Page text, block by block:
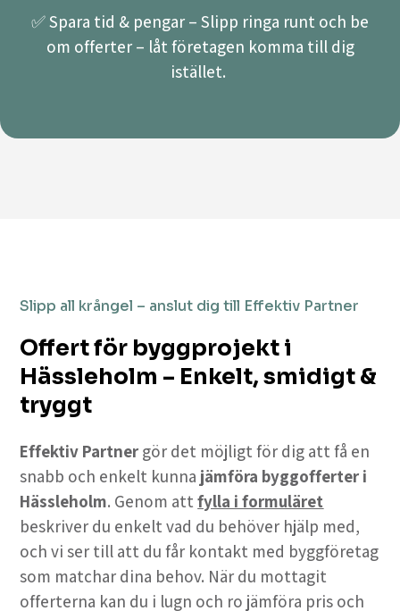
✅ Spara tid & pengar – Slipp ringa runt och be
om offerter – låt företagen komma till dig
istället.
Slipp all krångel – anslut dig till Effektiv Partner
Offert för byggprojekt i
Hässleholm – Enkelt, smidigt &
tryggt
Effektiv Partner gör det möjligt för dig att få en
snabb och enkelt kunna jämföra byggofferter i
Hässleholm. Genom attfylla i formuläret
beskriver du enkelt vad du behöver hjälp med,
och vi ser till att du får kontakt med byggföretag
som matchar dina behov. När du mottagit
offerterna kan du i lugn och ro jämföra pris och